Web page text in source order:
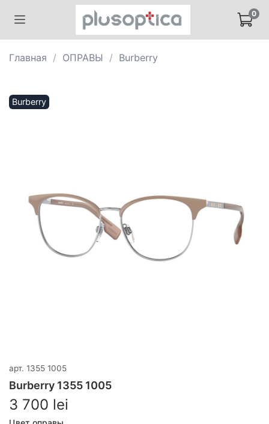
0
Главная ОПРАВЫ Burberry
Burberry
арт. 1355 1005
Burberry 1355 1005
3 700 lei